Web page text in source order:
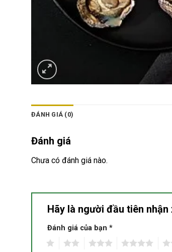
ĐÁNH GIÁ (0)
Đánh giá
Chưa có đánh giá nào.
Hãy là người đầu tiên nhận
Đánh giá của bạn *